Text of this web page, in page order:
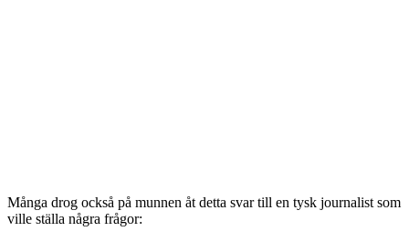
Många drog också på munnen åt detta svar till en tysk journalist som
ville ställa några frågor: